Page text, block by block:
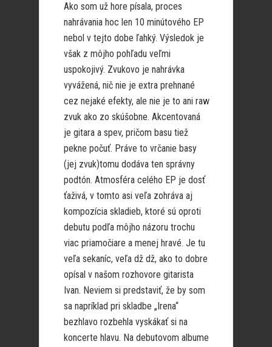
Ako som už hore písala, proces
nahrávania hoc len 10 minútového EP
nebol v tejto dobe ľahký. Výsledok je
však z môjho pohľadu veľmi
uspokojivý. Zvukovo je nahrávka
vyvážená, nič nie je extra prehnané
cez nejaké efekty, ale nie je to ani raw
zvuk ako zo skúšobne. Akcentovaná
je gitara a spev, pričom basu tiež
pekne počuť. Práve to vrčanie basy
(jej zvuk)tomu dodáva ten správny
podtón. Atmosféra celého EP je dosť
ťaživá, v tomto asi veľa zohráva aj
kompozícia skladieb, ktoré sú oproti
debutu podľa môjho názoru trochu
viac priamočiare a menej hravé. Je tu
veľa sekaníc, veľa dž dž, ako to dobre
opísal v našom rozhovore gitarista
Ivan. Neviem si predstaviť, že by som
sa napríklad pri skladbe „Irena“
bezhlavo rozbehla vyskákať si na
koncerte hlavu. Na debutovom albume